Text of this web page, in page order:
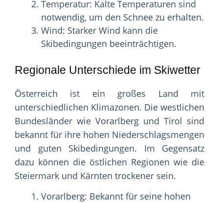
Temperatur: Kalte Temperaturen sind
notwendig, um den Schnee zu erhalten.
Wind: Starker Wind kann die
Skibedingungen beeinträchtigen.
Regionale Unterschiede im Skiwetter
Österreich ist ein großes Land mit
unterschiedlichen Klimazonen. Die westlichen
Bundesländer wie Vorarlberg und Tirol sind
bekannt für ihre hohen Niederschlagsmengen
und guten Skibedingungen. Im Gegensatz
dazu können die östlichen Regionen wie die
Steiermark und Kärnten trockener sein.
Vorarlberg: Bekannt für seine hohen